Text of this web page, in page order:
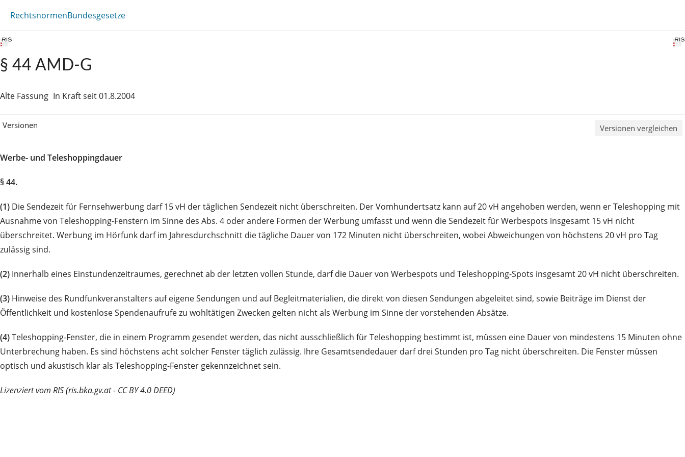
RechtsnormenBundesgesetze
§ 44 AMD-G
Alte Fassung In Kraft seit 01.8.2004
Versionen Versionen vergleichen
Werbe- und Teleshoppingdauer
§ 44.
(1) Die Sendezeit für Fernsehwerbung darf 15 vH der täglichen Sendezeit nicht überschreiten. Der Vomhundertsatz kann auf 20 vH angehoben werden, wenn er Teleshopping mit
Ausnahme von Teleshopping-Fenstern im Sinne des Abs. 4 oder andere Formen der Werbung umfasst und wenn die Sendezeit für Werbespots insgesamt 15 vH nicht
überschreitet. Werbung im Hörfunk darf im Jahresdurchschnitt die tägliche Dauer von 172 Minuten nicht überschreiten, wobei Abweichungen von höchstens 20 vH pro Tag
zulässig sind.
(2) Innerhalb eines Einstundenzeitraumes, gerechnet ab der letzten vollen Stunde, darf die Dauer von Werbespots und Teleshopping-Spots insgesamt 20 vH nicht überschreiten.
(3) Hinweise des Rundfunkveranstalters auf eigene Sendungen und auf Begleitmaterialien, die direkt von diesen Sendungen abgeleitet sind, sowie Beiträge im Dienst der
Öffentlichkeit und kostenlose Spendenaufrufe zu wohltätigen Zwecken gelten nicht als Werbung im Sinne der vorstehenden Absätze.
(4)Teleshopping-Fenster, die in einem Programm gesendet werden, das nicht ausschließlich für Teleshopping bestimmt ist, müssen eine Dauer von mindestens 15 Minuten ohne
Unterbrechung haben. Es sind höchstens acht solcher Fenster täglich zulässig. Ihre Gesamtsendedauer darf drei Stunden pro Tag nicht überschreiten. Die Fenster müssen
optisch und akustisch klar als Teleshopping-Fenster gekennzeichnet sein.
Lizenziert vom RIS (ris.bka.gv.at - CC BY 4.0 DEED)